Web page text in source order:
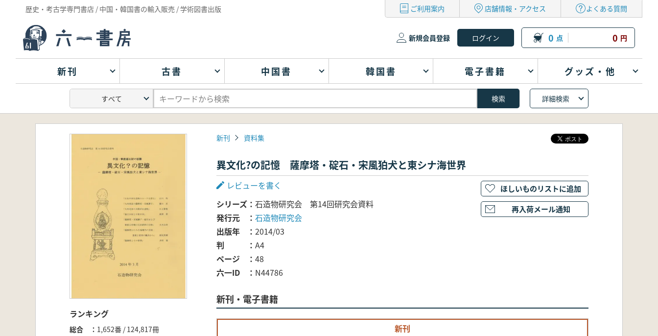
歴史・考古学専門書店 / 中国・韓国書の輸入販売 / 学術図書出版 ご利用案内 店舗情報・アクセス よくある質問
新規会員登録 0 点 0 円
新刊 古書 中国書 韓国書 電子書籍 グッズ・他
詳細検索
ランキング
総合
1,652番 / 124,817冊
新刊 資料集
異文化?の記憶 薩摩塔・碇石・宋風狛犬と東シナ海世界
レビューを書く
シリーズ
石造物研究会 第14回研究会資料
発行元
石造物研究会
出版年
2014/03
判
A4
ページ
48
六一ID
N44786
新刊・電子書籍
新刊
ほしいものリストに追加
再入荷メール通知